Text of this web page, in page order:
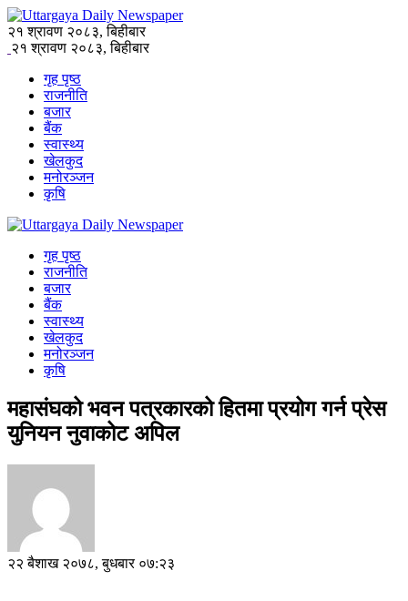
२१ श्रावण २०८३, बिहीबार
२१ श्रावण २०८३, बिहीबार
गृह पृष्ठ
राजनीति
बजार
बैंक
स्वास्थ्य
खेलकुद
मनोरञ्जन
कृषि
गृह पृष्ठ
राजनीति
बजार
बैंक
स्वास्थ्य
खेलकुद
मनोरञ्जन
कृषि
महासंघको भवन पत्रकारको हितमा प्रयोग गर्न प्रेस
युनियन नुवाकोट अपिल
२२ बैशाख २०७८, बुधबार ०७:२३